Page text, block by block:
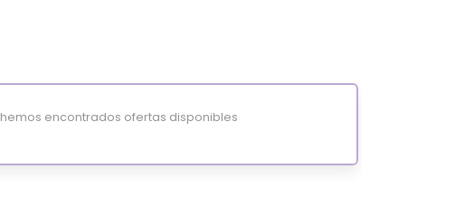
hemos encontrados ofertas disponibles